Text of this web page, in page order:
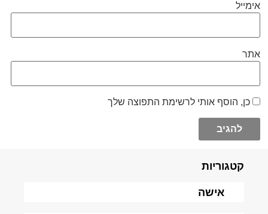
אימייל
אתר
כן, הוסף אותי לרשימת התפוצה שלך
קטגוריות
אישה